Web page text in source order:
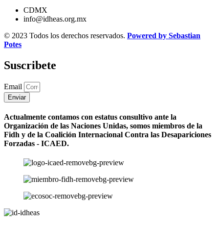
CDMX
info@idheas.org.mx
© 2023 Todos los derechos reservados. Powered by Sebastian
Potes
Suscribete
Email
Enviar
Actualmente contamos con estatus consultivo ante la
Organización de las Naciones Unidas, somos miembros de la
Fidh y de la Coalición Internacional Contra las Desapariciones
Forzadas - ICAED.